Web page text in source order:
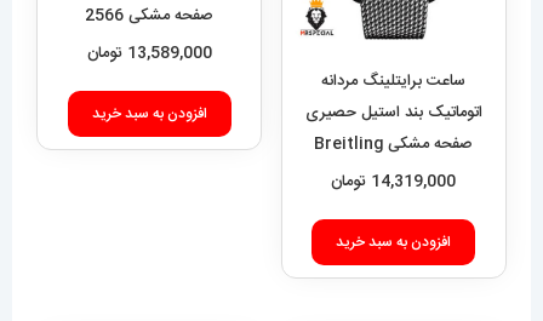
ساعت برایتلینگ مردانه
اتوماتیک بند استیل حصیری
صفحه مشکی Breitling
Super Ocean 020955
14,319,000 تومان
افزودن به سبد خرید
صفحه مشکی 2566
HUBLOT BIG BANG
13,589,000 تومان
افزودن به سبد خرید